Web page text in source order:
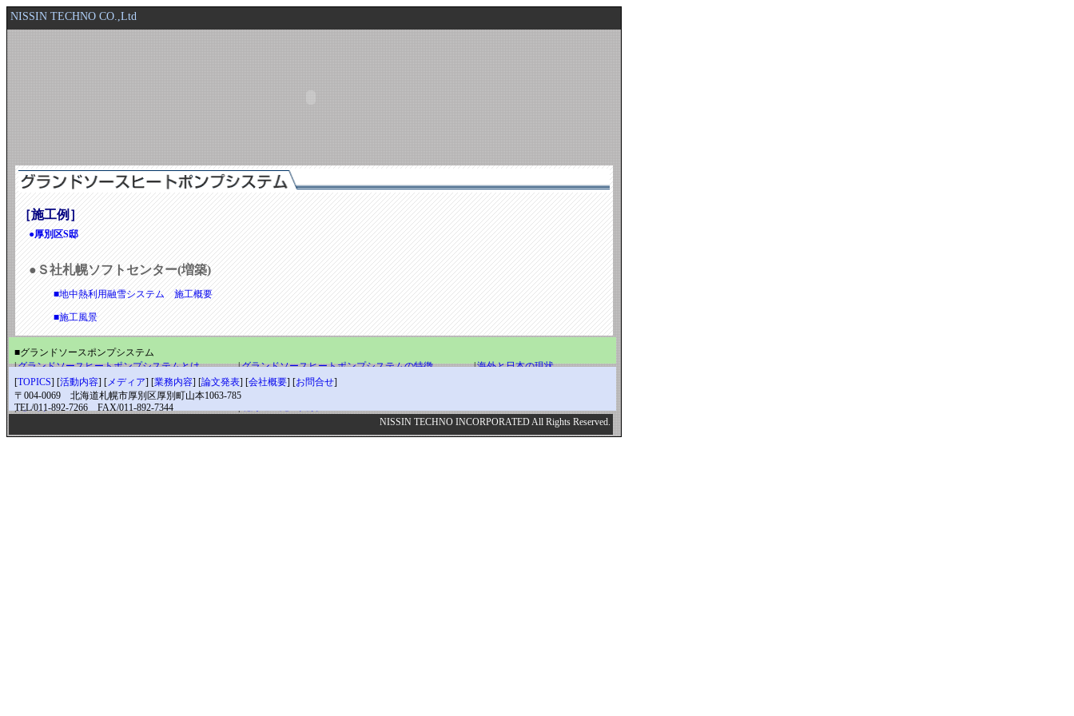
NISSIN TECHNO CO.,Ltd
［施工例］
●厚別区S邸
●Ｓ社札幌ソフトセンター(増築)
■地中熱利用融雪システム 施工概要
■施工風景
■グランドソースポンプシステム
|グランドソースヒートポンプシステムとは |グランドソースヒートポンプシステムの特徴 |海外と日本の現状
|これ一台で暖冷房・給湯・融雪ができる |クリーンで地球にやさしいエネルギー
|特性を生かして効率よく使う |
|施工例
[TOPICS] [活動内容] [メディア] [業務内容] [論文発表] [会社概要] [お問合せ]
〒004-0069 北海道札幌市厚別区厚別町山本1063-785
TEL/011-892-7266 FAX/011-892-7344
NISSIN TECHNO INCORPORATED All Rights Reserved.